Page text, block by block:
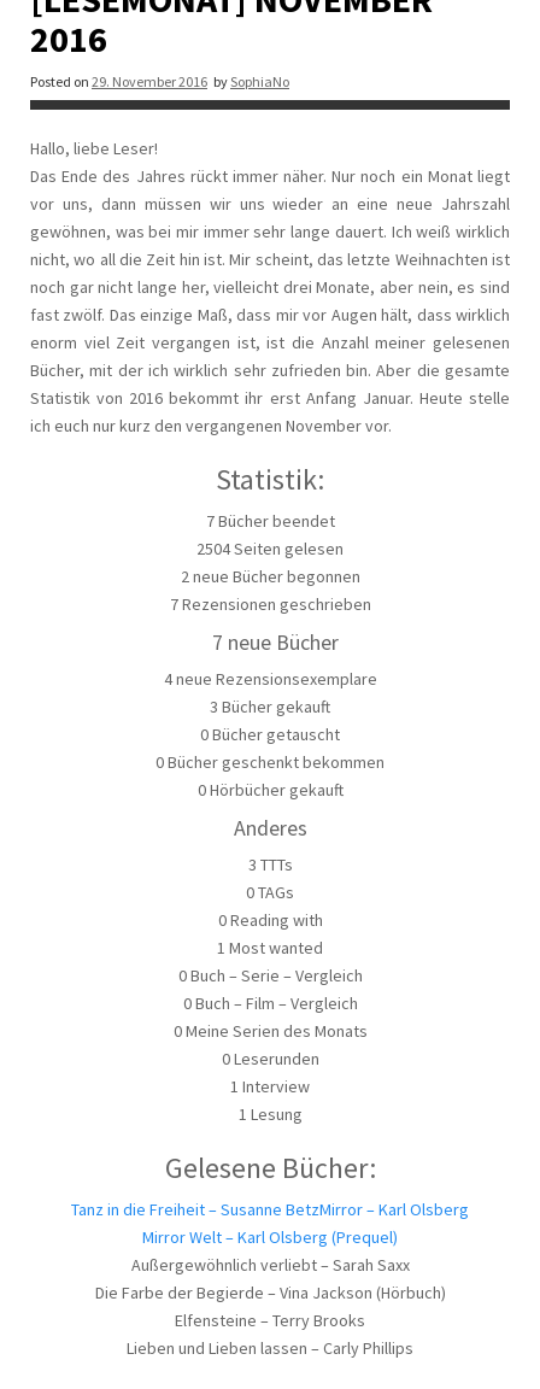
2016
Posted on 29. November 2016 bySophiaNo
Hallo, liebe Leser!
Das Ende des Jahres rückt immer näher. Nur noch ein Monat liegt
vor uns, dann müssen wir uns wieder an eine neue Jahrszahl
gewöhnen, was bei mir immer sehr lange dauert. Ich weiß wirklich
nicht, wo all die Zeit hin ist. Mir scheint, das letzte Weihnachten ist
noch gar nicht lange her, vielleicht drei Monate, aber nein, es sind
fast zwölf. Das einzige Maß, dass mir vor Augen hält, dass wirklich
enorm viel Zeit vergangen ist, ist die Anzahl meiner gelesenen
Bücher, mit der ich wirklich sehr zufrieden bin. Aber die gesamte
Statistik von 2016 bekommt ihr erst Anfang Januar. Heute stelle
ich euch nur kurz den vergangenen November vor.
Statistik:
7 Bücher beendet
2504 Seiten gelesen
2 neue Bücher begonnen
7 Rezensionen geschrieben
7 neue Bücher
4 neue Rezensionsexemplare
3 Bücher gekauft
0 Bücher getauscht
0 Bücher geschenkt bekommen
0 Hörbücher gekauft
Anderes
3 TTTs
0 TAGs
0 Reading with
1 Most wanted
0 Buch – Serie – Vergleich
0 Buch – Film – Vergleich
0 Meine Serien des Monats
0 Leserunden
1 Interview
1 Lesung
Gelesene Bücher:
Tanz in die Freiheit – Susanne BetzMirror – Karl Olsberg
Mirror Welt – Karl Olsberg (Prequel)
Außergewöhnlich verliebt – Sarah Saxx
Die Farbe der Begierde – Vina Jackson (Hörbuch)
Elfensteine – Terry Brooks
Lieben und Lieben lassen – Carly Phillips